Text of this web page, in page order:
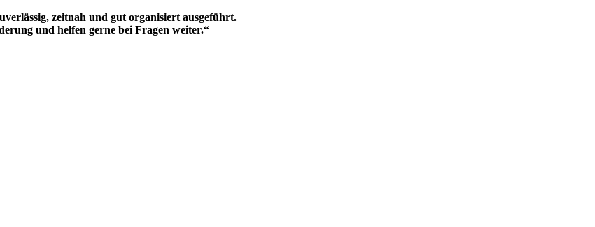
zeitnah und gut organisiert ausgeführt.
und helfen gerne bei Fragen weiter.“